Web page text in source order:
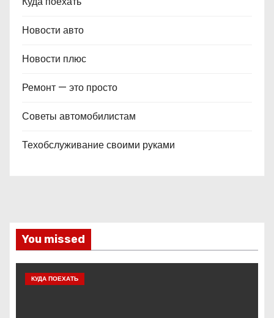
Новости авто
Новости плюс
Ремонт — это просто
Советы автомобилистам
Техобслуживание своими руками
You missed
КУДА ПОЕХАТЬ